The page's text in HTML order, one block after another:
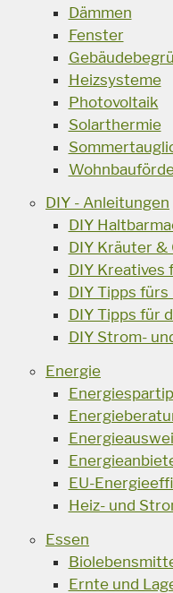
Dämmen
Fenster
Heizsysteme
Photovoltaik
Solarthermie
DIY - Anleitungen
DIY
DIY Kräuter &
DIY Kreatives
DIY Tipps
DIY Tipps für
DIY Strom-
Energie
EU-
Heiz- und
Essen
Ernte und